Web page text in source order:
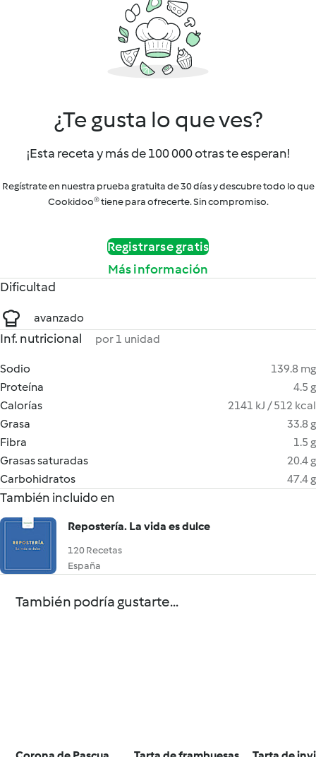
¿Te gusta lo que ves?
¡Esta receta y más de 100 000 otras te esperan!
Regístrate en nuestra prueba gratuita de 30 días y descubre todo lo que
Cookidoo® tiene para ofrecerte. Sin compromiso.
Registrarse gratis
Más información
Dificultad
avanzado
Inf. nutricional por 1 unidad
Sodio
139.8 mg
Proteína
4.5 g
Calorías
2141 kJ / 512 kcal
Grasa
33.8 g
Fibra
1.5 g
Grasas saturadas
20.4 g
Carbohidratos
47.4 g
También incluido en
Repostería. La vida es dulce
120 Recetas
España
También podría gustarte...